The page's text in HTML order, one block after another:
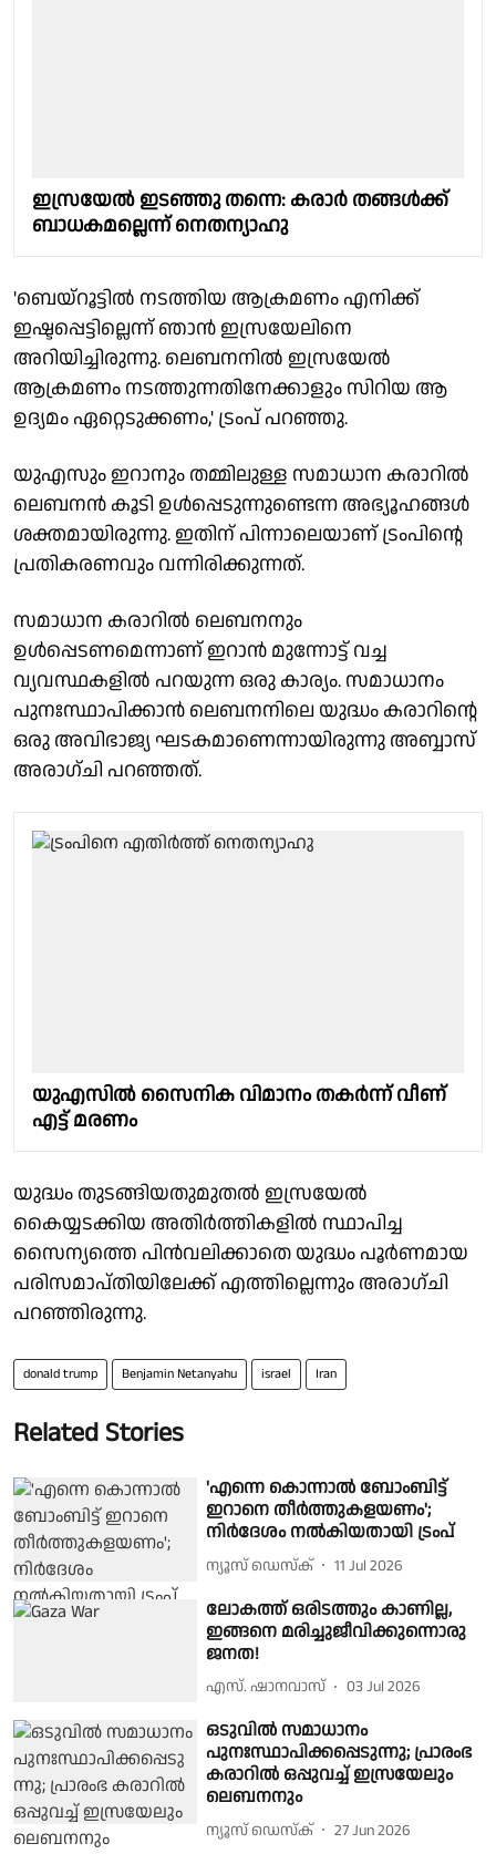
ഇസ്രയേൽ ഇടഞ്ഞു തന്നെ: കരാർ തങ്ങൾക്ക്
ബാധകമല്ലെന്ന് നെതന്യാഹു
'ബെയ്‌റൂട്ടില്‍ നടത്തിയ ആക്രമണം എനിക്ക്
ഇഷ്ടപ്പെട്ടില്ലെന്ന് ഞാന്‍ ഇസ്രയേലിനെ
അറിയിച്ചിരുന്നു. ലെബനനില്‍ ഇസ്രയേല്‍
ആക്രമണം നടത്തുന്നതിനേക്കാളും സിറിയ ആ
ഉദ്യമം ഏറ്റെടുക്കണം,' ട്രംപ് പറഞ്ഞു.
യുഎസും ഇറാനും തമ്മിലുള്ള സമാധാന കരാറില്‍
ലെബനന്‍ കൂടി ഉള്‍പ്പെടുന്നുണ്ടെന്ന അഭ്യൂഹങ്ങള്‍
ശക്തമായിരുന്നു. ഇതിന് പിന്നാലെയാണ് ട്രംപിന്റെ
പ്രതികരണവും വന്നിരിക്കുന്നത്.
സമാധാന കരാറില്‍ ലെബനനും
ഉള്‍പ്പെടണമെന്നാണ് ഇറാന്‍ മുന്നോട്ട് വച്ച
വ്യവസ്ഥകളില്‍ പറയുന്ന ഒരു കാര്യം. സമാധാനം
പുനഃസ്ഥാപിക്കാന്‍ ലെബനനിലെ യുദ്ധം കരാറിന്റെ
ഒരു അവിഭാജ്യ ഘടകമാണെന്നായിരുന്നു അബ്ബാസ്
അരാഗ്ചി പറഞ്ഞത്.
യുഎസിൽ സൈനിക വിമാനം തകർന്ന് വീണ്
എട്ട് മരണം
യുദ്ധം തുടങ്ങിയതുമുതല്‍ ഇസ്രയേല്‍
കൈയ്യടക്കിയ അതിര്‍ത്തികളില്‍ സ്ഥാപിച്ച
സൈന്യത്തെ പിന്‍വലിക്കാതെ യുദ്ധം പൂര്‍ണമായ
പരിസമാപ്തിയിലേക്ക് എത്തില്ലെന്നും അരാഗ്ചി
പറഞ്ഞിരുന്നു.
donald trump Benjamin Netanyahu israel Iran
Related Stories
'എന്നെ കൊന്നാല്‍ ബോംബിട്ട്
ഇറാനെ തീര്‍ത്തുകളയണം';
നിര്‍ദേശം നല്‍കിയതായി ട്രംപ്
ന്യൂസ് ഡെസ്ക് 11 Jul 2026
ലോകത്ത് ഒരിടത്തും കാണില്ല,
ഇങ്ങനെ മരിച്ചുജീവിക്കുന്നൊരു
ജനത!
എസ്. ഷാനവാസ് 03 Jul 2026
ഒടുവില്‍ സമാധാനം
പുനഃസ്ഥാപിക്കപ്പെടുന്നു; പ്രാരംഭ
കരാറില്‍ ഒപ്പുവച്ച് ഇസ്രയേലും
ലെബനനും
ന്യൂസ് ഡെസ്ക് 27 Jun 2026